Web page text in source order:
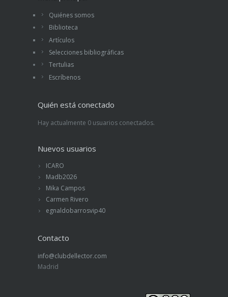
Quiénes somos
Biblioteca
Artículos
Selecciones bibliográficas
Tertulias
Escríbenos
Quién está conectado
Hay actualmente 0 usuarios conectados.
Nuevos usuarios
ICARO
Madb2026
Mika Campos
Carmen Rivero
egnaldobarrosvip40
Contacto
info@clubdellector.com
Madrid